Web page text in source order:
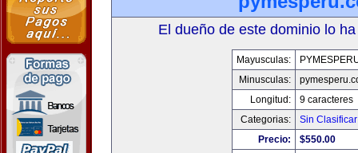
El dueño de este dominio lo
Mayusculas:
Minusculas:
Longitud:
9 caracteres
Categorias:
Sin Clasificar
Precio:
$550.00